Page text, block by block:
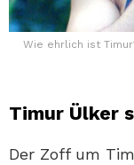
Wie ehrlich ist
Timur Ülker
Der Zoff um